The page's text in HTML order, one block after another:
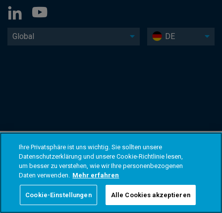
Global DE
Ihre Privatsphäre ist uns wichtig. Sie sollten unsere
Datenschutzerklärung und unsere Cookie-Richtlinie lesen,
um besser zu verstehen, wie wir Ihre personenbezogenen
Daten verwenden. Mehr erfahren
Cookie-Einstellungen Alle Cookies akzeptieren